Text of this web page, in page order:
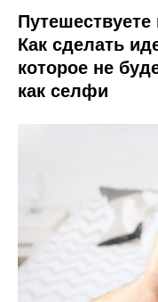
Как сделать
которое не
как селфи